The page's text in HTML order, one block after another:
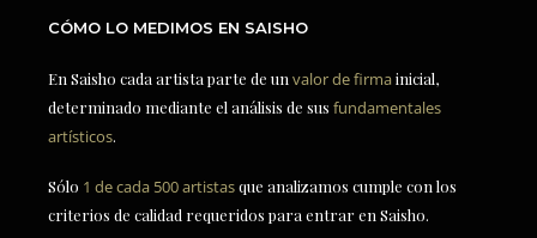
CÓMO LO MEDIMOS EN SAISHO
En Saisho cada artista parte de un valor de firmainicial,
determinado mediante el análisis de sus fundamentales
artísticos.
Sólo 1 de cada 500 artistasque analizamos cumple con los
criterios de calidad requeridos para entrar en Saisho.